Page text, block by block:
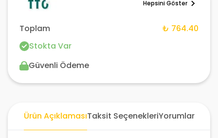
Hepsini Göster
Toplam
₺ 764.40
Stokta Var
Güvenli Ödeme
Ürün AçıklamasıTaksit SeçenekleriYorumlar